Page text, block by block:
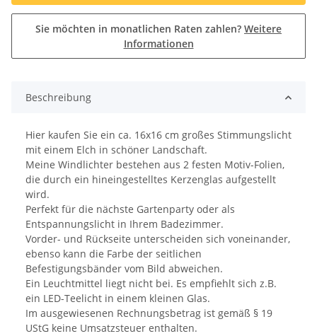
Sie möchten in monatlichen Raten zahlen? Weitere
Informationen
Beschreibung
Hier kaufen Sie ein ca. 16x16 cm großes Stimmungslicht
mit einem Elch in schöner Landschaft.
Meine Windlichter bestehen aus 2 festen Motiv-Folien,
die durch ein hineingestelltes Kerzenglas aufgestellt
wird.
Perfekt für die nächste Gartenparty oder als
Entspannungslicht in Ihrem Badezimmer.
Vorder- und Rückseite unterscheiden sich voneinander,
ebenso kann die Farbe der seitlichen
Befestigungsbänder vom Bild abweichen.
Ein Leuchtmittel liegt nicht bei. Es empfiehlt sich z.B.
ein LED-Teelicht in einem kleinen Glas.
Im ausgewiesenen Rechnungsbetrag ist gemäß § 19
UStG keine Umsatzsteuer enthalten.